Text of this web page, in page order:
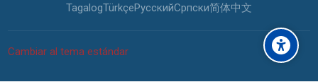
TagalogTürkçeРусскийСрпски简体中文
Cambiar al tema estándar